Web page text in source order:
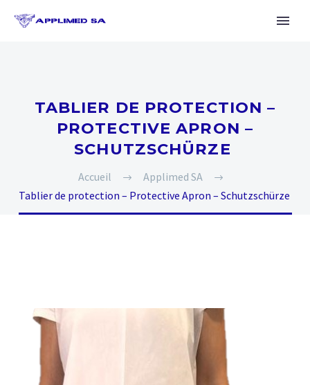
TABLIER DE PROTECTION –
PROTECTIVE APRON –
SCHUTZSCHÜRZE
Accueil
Applimed SA
Tablier de protection – Protective Apron – Schutzschürze